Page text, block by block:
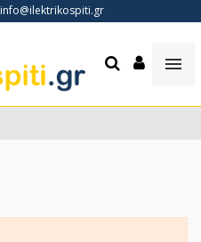
info@ilektrikospiti.gr